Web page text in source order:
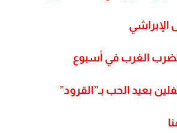
بعيد الحب بـ”القرود”